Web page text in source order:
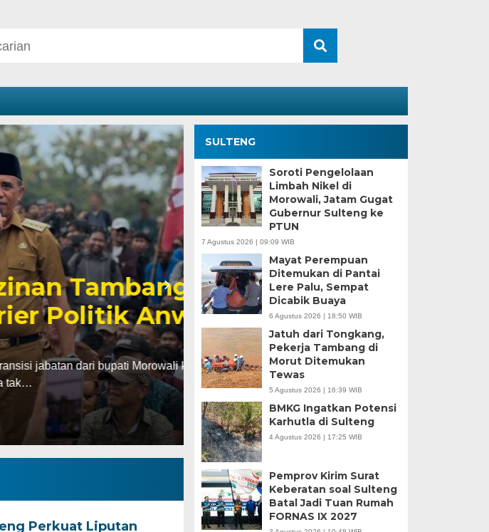
yang
Hafid
ke kursi gubernur
Kesaksian Buruh
Industri Nikel di
Minggu, 5 Jan 2025 - 18:59 WIB
HARIANSULTENG.COM, MOROWALI – Industri
punggung ekspor nasional. Mantra hilirisasi terus…
Perkuat Liputan
SULTENG
Soroti Pengelolaan
Limbah Nikel di
Morowali, Jatam Gugat
Gubernur Sulteng ke
PTUN
7 Agustus 2026 | 09:09 WIB
Mayat Perempuan
Ditemukan di Pantai
Lere Palu, Sempat
Dicabik Buaya
6 Agustus 2026 | 18:50 WIB
Jatuh dari Tongkang,
Pekerja Tambang di
Morut Ditemukan
Tewas
5 Agustus 2026 | 16:39 WIB
BMKG Ingatkan Potensi
Karhutla di Sulteng
4 Agustus 2026 | 17:25 WIB
Pemprov Kirim Surat
Keberatan soal Sulteng
Batal Jadi Tuan Rumah
FORNAS IX 2027